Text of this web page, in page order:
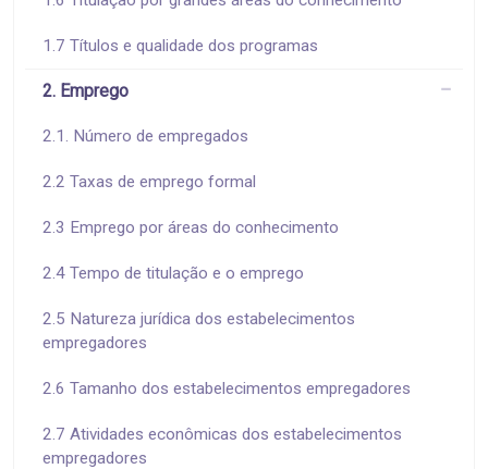
1.7 Títulos e qualidade dos programas
2. Emprego
2.1. Número de empregados
2.2 Taxas de emprego formal
2.3 Emprego por áreas do conhecimento
2.4 Tempo de titulação e o emprego
2.5 Natureza jurídica dos estabelecimentos
empregadores
2.6 Tamanho dos estabelecimentos empregadores
2.7 Atividades econômicas dos estabelecimentos
empregadores